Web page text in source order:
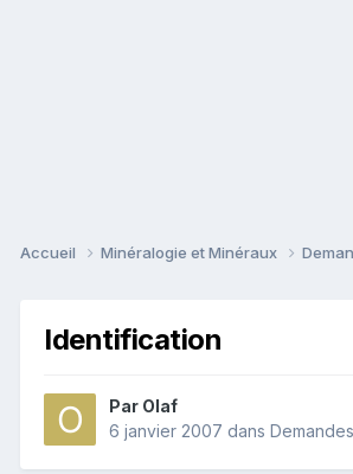
Accueil Minéralogie et Minéraux
Identification
Par Olaf
6 janvier 2007 dans